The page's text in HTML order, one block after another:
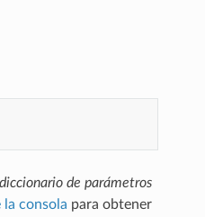
diccionario de parámetros
consola para obtener